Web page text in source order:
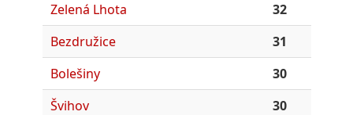
Zelená Lhota
32
Bezdružice
31
Bolešiny
30
Švihov
30